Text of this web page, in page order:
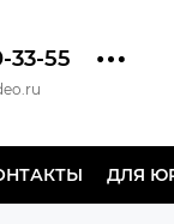
33-55
ДЛЯ